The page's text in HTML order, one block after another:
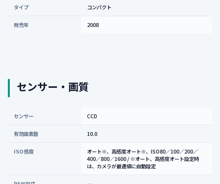
タイプ コンパクト
発売年 2008
センサー・画質
センサー CCD
有効画素数 10.0
ISO感度
オート※、高感度オート※、ISO80／100／200／
400／800／1600 / ※オート、高感度オート設定時
は、カメラが最適値に自動設定